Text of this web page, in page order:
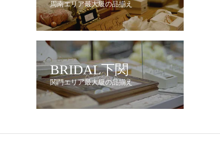
周南エリア最大級の品揃え
BRIDAL下関
関門エリア最大級の品揃え